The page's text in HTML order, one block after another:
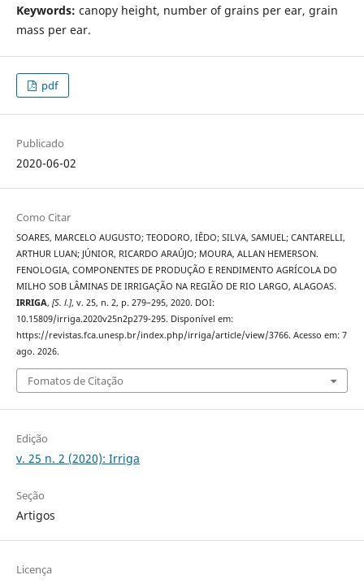
Keywords: canopy height, number of grains per ear, grain
mass per ear.
pdf
Publicado
2020-06-02
Como Citar
SOARES, MARCELO AUGUSTO; TEODORO, IÊDO; SILVA, SAMUEL; CANTARELLI,
ARTHUR LUAN; JÚNIOR, RICARDO ARAÚJO; MOURA, ALLAN HEMERSON.
FENOLOGIA, COMPONENTES DE PRODUÇÃO E RENDIMENTO AGRÍCOLA DO
MILHO SOB LÂMINAS DE IRRIGAÇÃO NA REGIÃO DE RIO LARGO, ALAGOAS.
IRRIGA, [S. l.], v. 25, n. 2, p. 279–295, 2020. DOI:
10.15809/irriga.2020v25n2p279-295. Disponível em:
https://revistas.fca.unesp.br/index.php/irriga/article/view/3766. Acesso em: 7
ago. 2026.
Fomatos de Citação
Edição
v. 25 n. 2 (2020): Irriga
Seção
Artigos
Licença